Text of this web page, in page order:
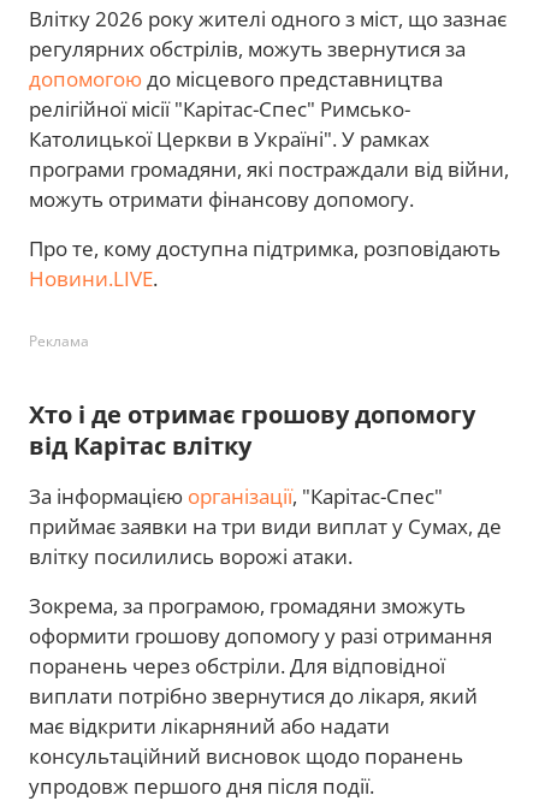
Влітку 2026 року жителі одного з міст, що зазнає
регулярних обстрілів, можуть звернутися за
допомогоюдо місцевого представництва
релігійної місії "Карітас-Спес" Римсько-
Католицької Церкви в Україні". У рамках
програми громадяни, які постраждали від війни,
можуть отримати фінансову допомогу.
Про те, кому доступна підтримка, розповідають
Новини.LIVE.
Реклама
Хто і де отримає грошову допомогу
від Карітас влітку
За інформацією організації, "Карітас-Спес"
приймає заявки на три види виплат у Сумах, де
влітку посилились ворожі атаки.
Зокрема, за програмою, громадяни зможуть
оформити грошову допомогу у разі отримання
поранень через обстріли. Для відповідної
виплати потрібно звернутися до лікаря, який
має відкрити лікарняний або надати
консультаційний висновок щодо поранень
упродовж першого дня після події.